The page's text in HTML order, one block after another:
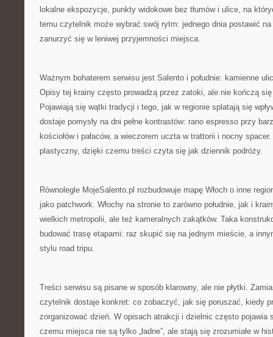
lokalne ekspozycje, punkty widokowe bez tłumów i ulice, na
temu czytelnik może wybrać swój rytm: jednego dnia postawić
zanurzyć się w leniwej przyjemności miejsca.
Ważnym bohaterem serwisu jest Salento i południe: kamienne
Opisy tej krainy często prowadzą przez zatoki, ale nie kończą
Pojawiają się wątki tradycji i tego, jak w regionie splatają się
dostaje pomysły na dni pełne kontrastów: rano espresso przy
kościołów i pałaców, a wieczorem uczta w trattorii i nocny
plastyczny, dzięki czemu treści czyta się jak dziennik podróży.
Równolegle MojeSalento.pl rozbudowuje mapę Włoch o inne
jako patchwork. Włochy na stronie to zarówno południe, jak i
wielkich metropolii, ale też kameralnych zakątków. Taka
budować trasę etapami: raz skupić się na jednym mieście, a
stylu road tripu.
Treści serwisu są pisane w sposób klarowny, ale nie płytki.
czytelnik dostaje konkret: co zobaczyć, jak się poruszać, kiedy
zorganizować dzień. W opisach atrakcji i dzielnic często pojawia
czemu miejsca nie są tylko „ładne”, ale stają się zrozumiałe w